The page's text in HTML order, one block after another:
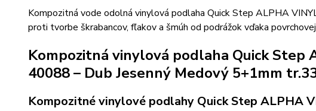
Kompozitná vode odolná vinylová podlaha Quick Step ALPHA
proti tvorbe škrabancov, fľakov a šmúh od podrážok vďaka
Kompozitná vinylová podlaha Quick Step
40088 – Dub Jesenný Medový 5+1mm
Kompozitné vinylové podlahy Quick Step ALPHA